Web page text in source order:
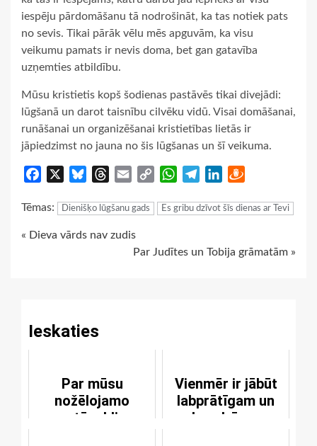
iespēju pārdomāšanu tā nodrošināt, ka tas notiek pats
no sevis. Tikai pārāk vēlu mēs apguvām, ka visu
veikumu pamats ir nevis doma, bet gan gatavība
uzņemties atbildību.
Mūsu kristietis kopš šodienas pastāvēs tikai divejādi:
lūgšanā un darot taisnību cilvēku vidū. Visai domāšanai,
runāšanai un organizēšanai kristietības lietās ir
jāpiedzimst no jauna no šis lūgšanas un šī veikuma.
Facebook BlueskyThreads
Email
Copy
WhatsApp
TelegramLinkedIn
Tēmas: Dienišķo lūgšanu gads Es gribu dzīvot šīs dienas ar Tevi
Continue
« Dieva vārds nav zudis
Par Judītes un Tobija grāmatām »
Ieskaties
Par mūsu
nožēlojamo
stāvokli
Vienmēr ir jābūt
labprātīgam un
draudzīgam